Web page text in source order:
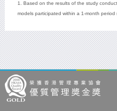
1. Based on the results of the study
models participated within a 1-month period